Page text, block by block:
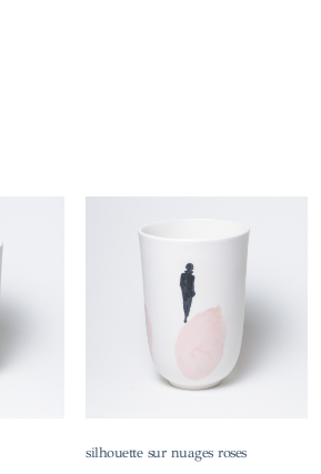
silhouette sur nuages roses